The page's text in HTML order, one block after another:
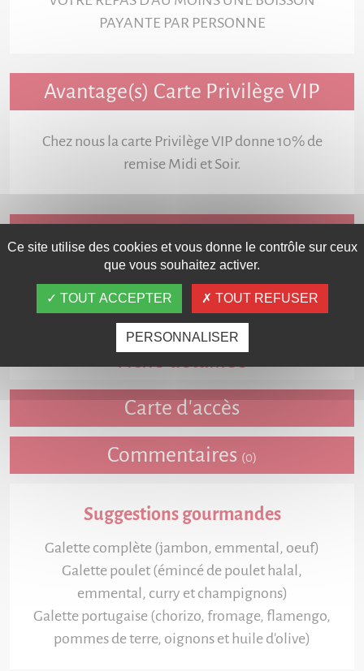
PAYANTE PAR PERSONNE
Avantage(s) Carte Privilège VIP
Chez nous la carte Privilège VIP donne 10% de
remise Midi et Soir.
Fiche détaillée
Carte d'accès
Commentaires (0)
Suggestions gourmandes
Galette complète (jambon, emmental, oeuf)
Galette poulet (émincé de poulet halal,
emmental, curry et champignons)
Galette portugaise (chorizo, fromage, flamengo,
pommes de terre, oignons et huile d'olive)
Ce site utilise des cookies et vous donne le contrôle sur ceux
que vous souhaitez activer.
TOUT ACCEPTER TOUT REFUSER
PERSONNALISER